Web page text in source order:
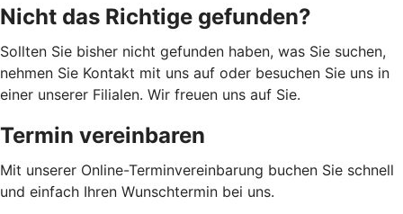
Nicht das Richtige gefunden?
Sollten Sie bisher nicht gefunden haben, was Sie suchen,
nehmen Sie Kontakt mit uns auf oder besuchen Sie uns in
einer unserer Filialen. Wir freuen uns auf Sie.
Termin vereinbaren
Mit unserer Online-Terminvereinbarung buchen Sie schnell
und einfach Ihren Wunschtermin bei uns.